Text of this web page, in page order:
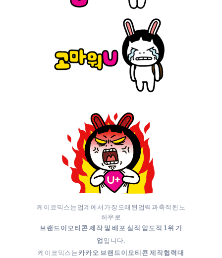
케이코믹스는 업계에서 가장 오래된 업력과 축적된 노
하우로
브랜드이모티콘 제작 및 배포 실적 압도적 1위 기
업 입니다.
케이코믹스는 카카오 브랜드이모티콘 제작협력대